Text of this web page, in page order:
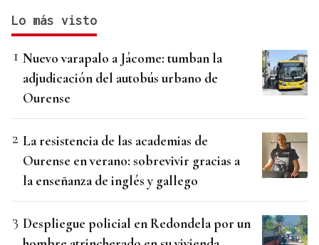
Lo más visto
Nuevo varapalo a Jácome: tumban la
adjudicación del autobús urbano de
Ourense
La resistencia de las academias de
Ourense en verano: sobrevivir gracias a
la enseñanza de inglés y gallego
Despliegue policial en Redondela por un